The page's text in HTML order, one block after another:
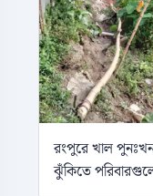
রংপুরে খাল
ঝুঁকিতে